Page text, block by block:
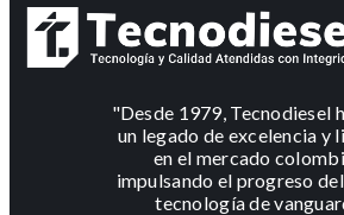
"Desde 1979, Tecnodiesel
un legado de excelencia y
en el mercado
impulsando el progreso
tecnología de